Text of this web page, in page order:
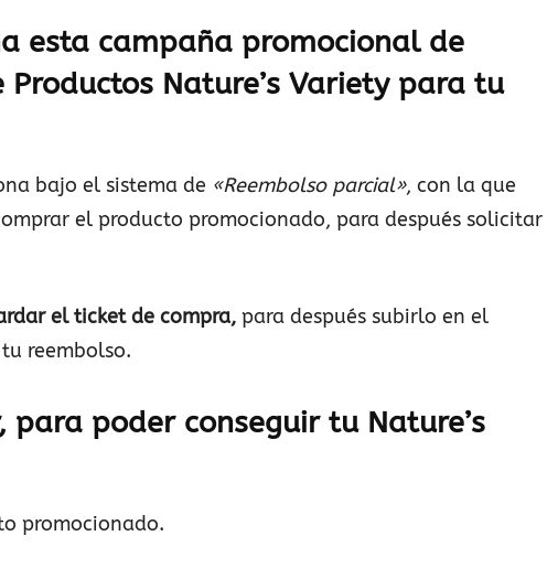
esta campaña promocional de
Productos Nature’s Variety para tu
bajo el sistema de «Reembolso parcial», con la que
el producto promocionado, para después solicitar
el ticket de compra, para después subirlo en el
reembolso.
para poder conseguirtu Nature’s
promocionado.